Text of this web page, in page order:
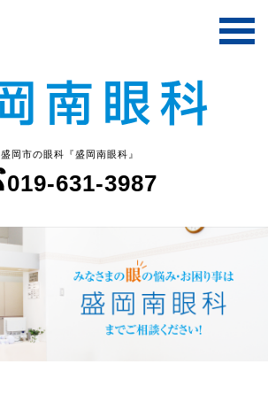
盛岡市の眼科『盛岡南眼科』
019-631-3987